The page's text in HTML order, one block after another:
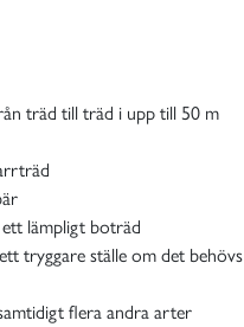
träd till träd i upp till 50 m
lämpligt boträd
tryggare ställe om det behövs
flera andra arter